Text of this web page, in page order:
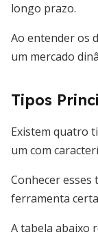
longo prazo.
Ao entender os
um mercado
Tipos
Existem quatro
um com
Conhecer
ferramenta
A tabela abaixo